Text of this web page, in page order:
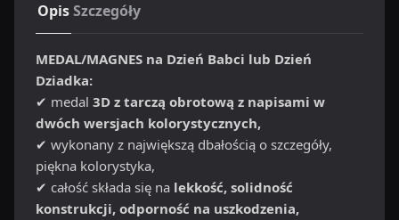
OpisSzczegóły
MEDAL/MAGNES na Dzień Babci lub Dzień
Dziadka:
✔ medal 3D z tarczą obrotową z napisami w
dwóch wersjach kolorystycznych,
✔ wykonany z największą dbałością o szczegóły,
piękna kolorystyka,
✔ całość składa się na lekkość, solidność
konstrukcji, odporność na uszkodzenia,